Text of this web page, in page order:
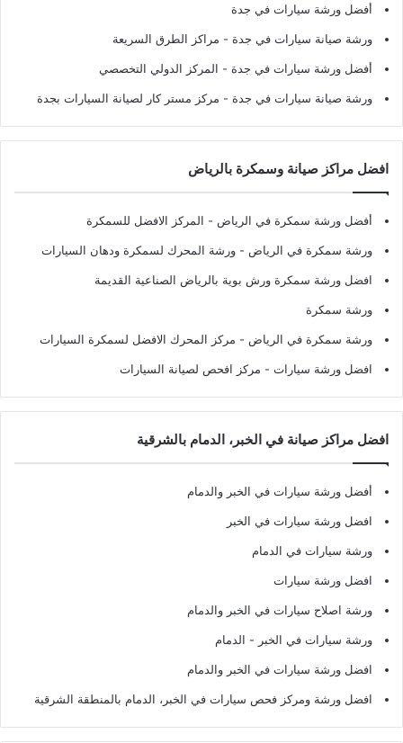
أفضل ورشة سيارات في جدة
ورشة صيانة سيارات في جدة - مراكز الطرق السريعة
أفضل ورشة سيارات في جدة - المركز الدولي التخصصي
ورشة صيانة سيارات في جدة - مركز مستر كار لصيانة السيارات بجدة
افضل مراكز صيانة وسمكرة بالرياض
أفضل ورشة سمكرة في الرياض - المركز الافضل للسمكرة
ورشة سمكرة في الرياض - ورشة المحرك لسمكرة ودهان السيارات
افضل ورشة سمكرة ورش بوية بالرياض الصناعية القديمة
ورشة سمكرة
ورشة سمكرة في الرياض - مركز المحرك الافضل لسمكرة السيارات
افضل ورشة سيارات - مركز افحص لصيانة السيارات
افضل مراكز صيانة في الخبر، الدمام بالشرقية
أفضل ورشة سيارات في الخبر والدمام
افضل ورشة سيارات في الخبر
ورشة سيارات في الدمام
افضل ورشة سيارات
ورشة اصلاح سيارات في الخبر والدمام
ورشة سيارات في الخبر - الدمام
افضل ورشة سيارات في الخبر والدمام
افضل ورشة ومركز فحص سيارات في الخبر، الدمام بالمنطقة الشرقية